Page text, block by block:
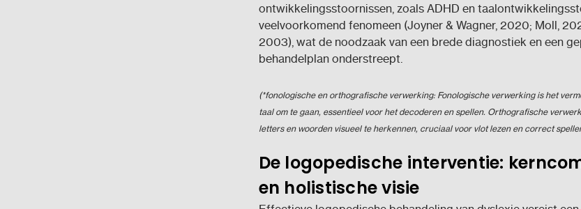
ontwikkelingsstoornissen, zoals ADHD en
veelvoorkomend fenomeen (Joyner & Wagner, 2020; Moll,
2003), wat de noodzaak van een brede diagnostiek en een
behandelplan onderstreept.
(*fonologische en orthografische verwerking: Fonologische verwerking is het
taal om te gaan, essentieel voor het decoderen en spellen. Orthografische
letters en woorden visueel te herkennen, cruciaal voor vlot lezen en correct
De logopedische interventie:
en holistische visie